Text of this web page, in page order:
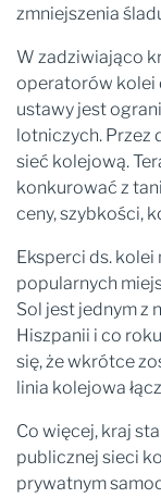
zmniejszenia
W zadziwiająco
operatorów kolei
ustawy jest
lotniczych. Przez
sieć kolejową.
konkurować z
ceny, szybkości,
Eksperci ds. kolei
popularnych
Sol jest jednym z
Hiszpanii i co
się, że wkrótce
linia kolejowa
Co więcej, kraj
publicznej sieci
prywatnym